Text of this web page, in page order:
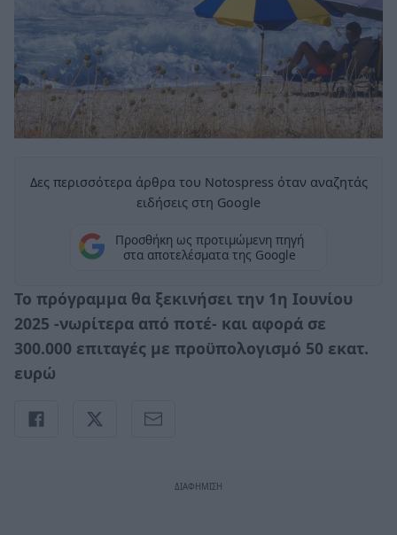
Δες περισσότερα άρθρα του Notospress όταν αναζητάς
ειδήσεις στη Google
Προσθήκη ως προτιμώμενη πηγή
στα αποτελέσματα της Google
Το πρόγραμμα θα ξεκινήσει την 1η Ιουνίου
2025 -νωρίτερα από ποτέ- και αφορά σε
300.000 επιταγές με προϋπολογισμό 50 εκατ.
ευρώ